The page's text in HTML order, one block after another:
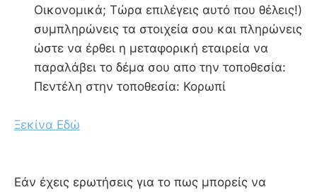
Οικονομικά; Τώρα επιλέγεις αυτό που θέλεις!)
συμπληρώνεις τα στοιχεία σου και πληρώνεις
ώστε να έρθει η μεταφορική εταιρεία να
παραλάβει το δέμα σου απο την τοποθεσία:
Πεντέλη στην τοποθεσία: Κορωπί
Ξεκίνα Εδώ
Εάν έχεις ερωτήσεις για το πως μπορείς να